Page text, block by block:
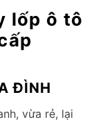
lốp ô tô
ĐÌNH
vừa rẻ, lại